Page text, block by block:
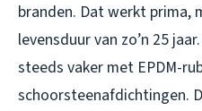
branden. Dat werkt prima,
levensduur van zo’n 25
steeds vaker met EPDM-
schoorsteenafdichtingen.